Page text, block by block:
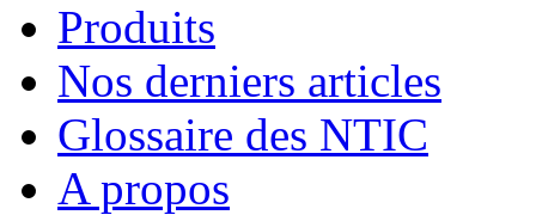
Produits
Nos derniers articles
Glossaire des NTIC
A propos